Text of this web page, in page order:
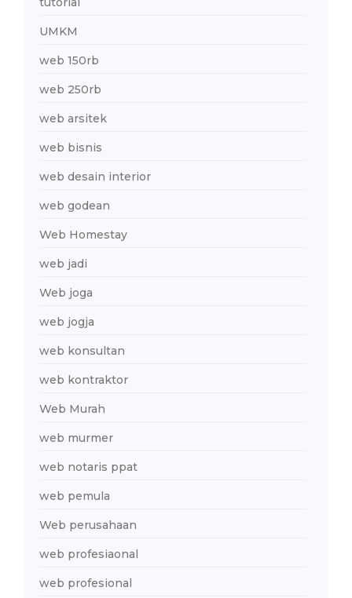
UMKM
web 150rb
web 250rb
web arsitek
web bisnis
web desain interior
web godean
Web Homestay
web jadi
Web joga
web jogja
web konsultan
web kontraktor
Web Murah
web murmer
web notaris ppat
web pemula
Web perusahaan
web profesiaonal
web profesional